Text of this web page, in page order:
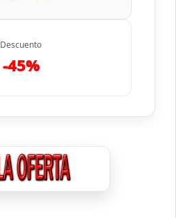
Descuento
-45%